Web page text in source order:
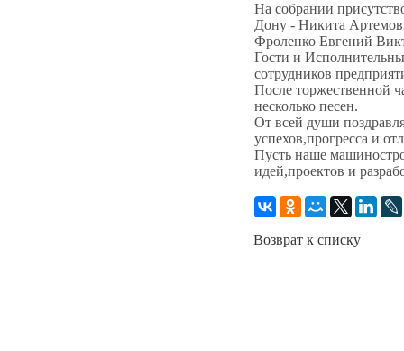
На собрании
Дону - Никита
Фроленко Евгений
Гости и
сотрудников
После торжественной
несколько песен.
От всей души
успехов,прогресса и
Пусть наше
идей,проектов и
Возврат к списку